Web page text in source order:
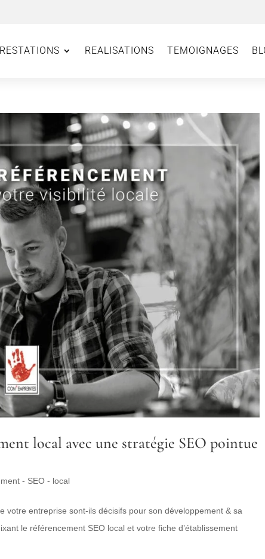
REALISATIONS TEMOIGNAGES
local avec une stratégie SEO pointue
- SEO - local
votre entreprise sont-ils décisifs pour son développement & sa
le référencement SEO local et votre fiche d’établissement